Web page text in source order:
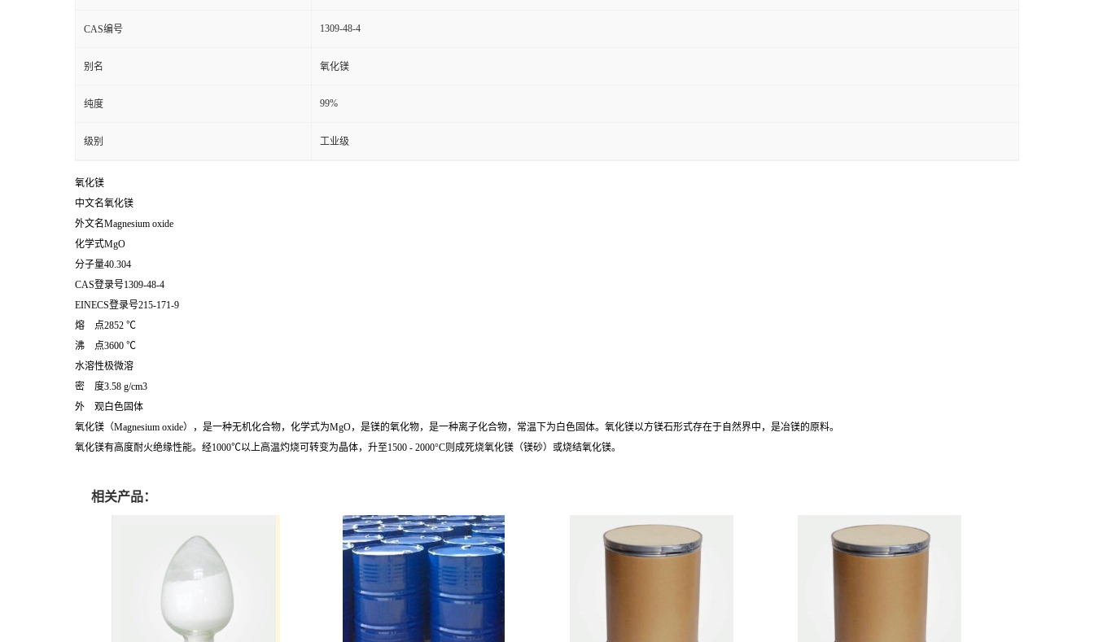
CAS编号 1309-48-4
别名 氧化镁
纯度 99%
级别 工业级
氧化镁
中文名氧化镁
外文名Magnesium oxide
化学式MgO
分子量40.304
CAS登录号1309-48-4
EINECS登录号215-171-9
熔 点2852 ℃
沸 点3600 ℃
水溶性极微溶
密 度3.58 g/cm3
外 观白色固体
氧化镁（Magnesium oxide），是一种无机化合物，化学式为MgO，是镁的氧化物，是一种离子化合物，常温下为白色固体。氧化镁以方镁石形式存在于自然界中，是冶镁的原料。
氧化镁有高度耐火绝缘性能。经1000℃以上高温灼烧可转变为晶体，升至1500 - 2000°C则成死烧氧化镁（镁砂）或烧结氧化镁。
相关产品：